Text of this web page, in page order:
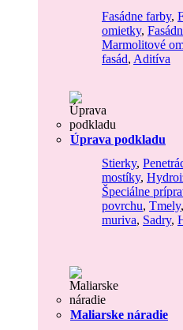
Fasádne farby,
omietky,
Marmolitové
fasád, Aditíva
Úprava podkladu
Stierky,
mostíky,
Špeciálne
povrchu, Tmely,
muriva, Sadry,
Maliarske náradie